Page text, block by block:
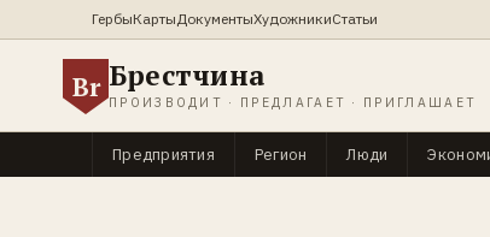
ГербыКартыДокументыХудожникиСтатьи
Br Брестчина
ПРОИЗВОДИТ · ПРЕДЛАГАЕТ · ПРИГЛАШАЕТ
Предприятия Регион Люди